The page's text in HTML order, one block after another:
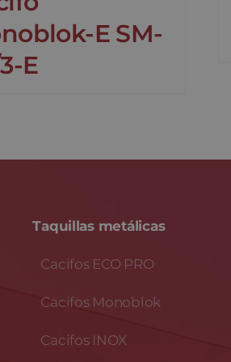
E SM-
E
Taquillas metálicas
Cacifos ECO PRO
Cacifos Monoblok
Cacifos INOX